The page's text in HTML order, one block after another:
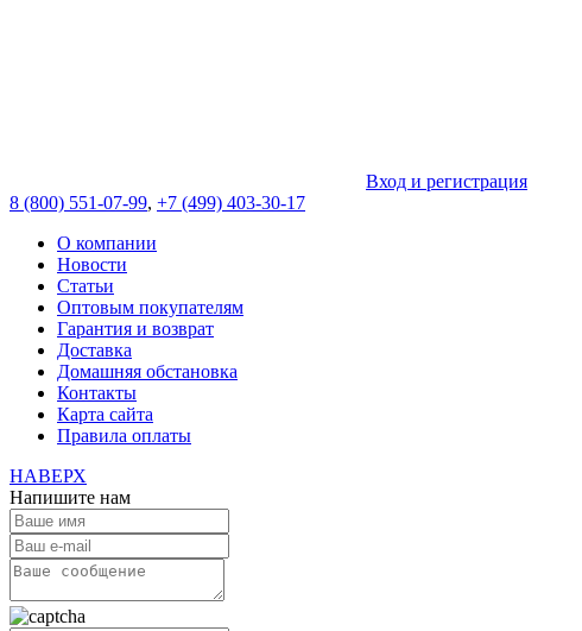
Вход и регистрация
8 (800) 551-07-99, +7 (499) 403-30-17
О компании
Новости
Статьи
Оптовым покупателям
Гарантия и возврат
Доставка
Домашняя обстановка
Контакты
Карта сайта
Правила оплаты
НАВЕРХ
Напишите нам